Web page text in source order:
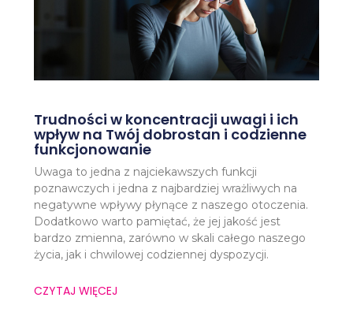
Trudności w koncentracji uwagi i ich
wpływ na Twój dobrostan i codzienne
funkcjonowanie
Uwaga to jedna z najciekawszych funkcji
poznawczych i jedna z najbardziej wrażliwych na
negatywne wpływy płynące z naszego otoczenia.
Dodatkowo warto pamiętać, że jej jakość jest
bardzo zmienna, zarówno w skali całego naszego
życia, jak i chwilowej codziennej dyspozycji.
CZYTAJ WIĘCEJ